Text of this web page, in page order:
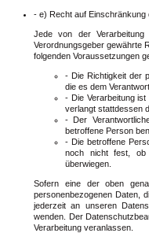
- e) Recht auf Einschränkung
Jede von der Verarbeitung
Verordnungsgeber gewährte
folgenden Voraussetzungen
- Die Richtigkeit der
die es dem
- Die Verarbeitung
verlangt stattdessen
- Der
betroffene Person
- Die betroffene
noch nicht fest, ob
überwiegen.
Sofern eine der oben
personenbezogenen Daten,
jederzeit an unseren
wenden. Der
Verarbeitung veranlassen.